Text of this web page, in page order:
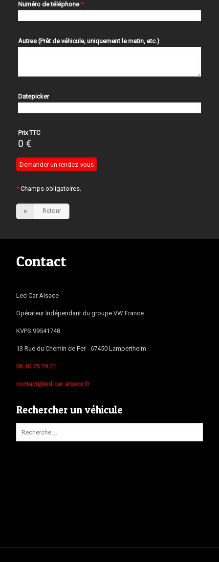
Numéro de téléphone*
Autres (Prêt de véhicule, uniquement le matin, etc.)
Datepicker
Prix TTC
0 €
* Champs obligatoires.
Retour
Contact
Led Car Alsace
Opérateur Indépendant du groupe VW France
KVPS 99541748
13 Rue du Chemin de Fer - 67450 Lampertheim
06 40 75 19 21
contact@led-car-alsace.fr
Rechercher un véhicule